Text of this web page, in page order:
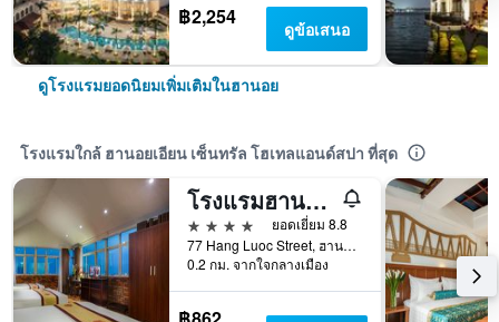
฿2,254 ดูข้อเสนอ
ดูโรงแรมยอดนิยมเพิ่มเติมในฮานอย
โรงแรมใกล้ ฮานอยเอียน เซ็นทรัล โฮเทลแอนด์สปา ที่สุด
โรงแรมฮานอยลิตเทิลทาวน์
4 ดาว
ยอดเยี่ยม 8.8
77 Hang Luoc Street, ฮานอย, เวียดนาม
0.2 กม. จากใจกลางเมือง